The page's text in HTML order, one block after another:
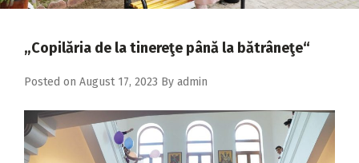
2017
2016
2015
2014
„Copilăria de la tinereţe până la bătrâneţe“
Posted on August 17, 2023 By admin